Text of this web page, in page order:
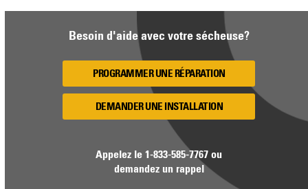
Besoin d'aide avec votre sécheuse?
PROGRAMMER UNE RÉPARATION
DEMANDER UNE INSTALLATION
Appelez le1-833-585-7767 ou
demandez un rappel